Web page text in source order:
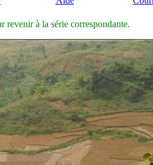
revenir à la série correspondante.